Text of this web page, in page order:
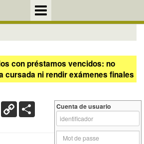
con préstamos vencidos: no
cursada ni rendir exámenes finales
X Copy
Link
Cuenta de usuario